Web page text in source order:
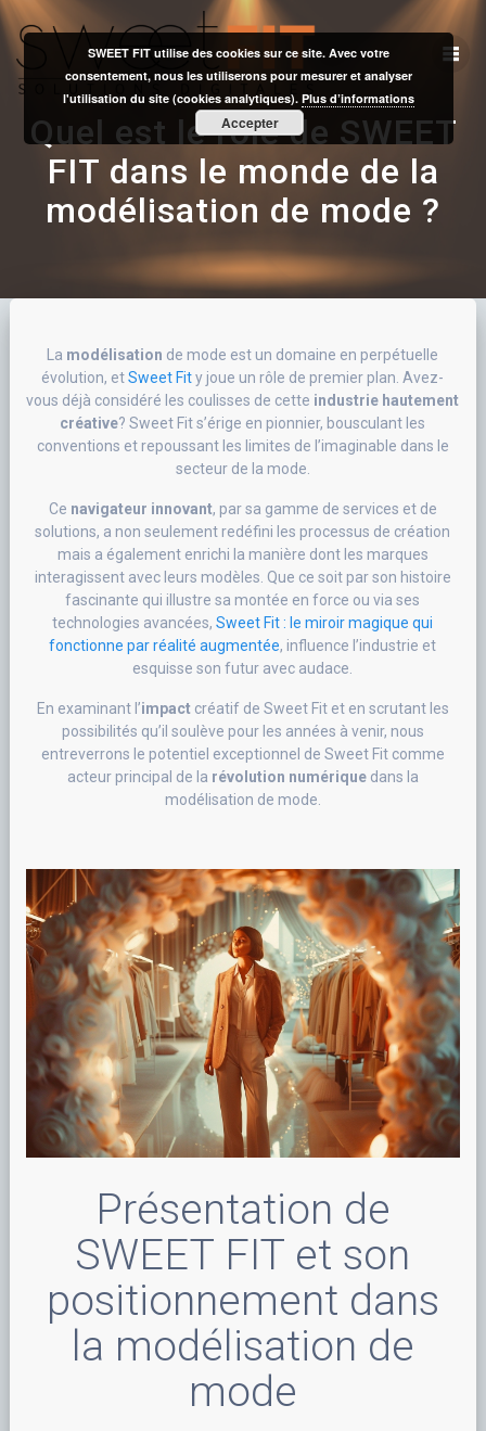
to
content
Quel est le rôle de SWEET
FIT dans le monde de la
modélisation de mode ?
La modélisation de mode est un domaine en perpétuelle
évolution, etSweet Fity joue un rôle de premier plan. Avez-
vous déjà considéré les coulisses de cette industrie hautement
créative? Sweet Fit s’érige en pionnier, bousculant les
conventions et repoussant les limites de l’imaginable dans le
secteur de la mode.
Ce navigateur innovant, par sa gamme de services et de
solutions, a non seulement redéfini les processus de création
mais a également enrichi la manière dont les marques
interagissent avec leurs modèles. Que ce soit par son histoire
fascinante qui illustre sa montée en force ou via ses
technologies avancées,Sweet Fit : le miroir magique qui
fonctionne par réalité augmentée, influence l’industrie et
esquisse son futur avec audace.
En examinant l’impactcréatif de Sweet Fit et en scrutant les
possibilités qu’il soulève pour les années à venir, nous
entreverrons le potentiel exceptionnel de Sweet Fit comme
acteur principal de la révolution numériquedans la
modélisation de mode.
Présentation de
SWEET FIT et son
positionnement dans
la modélisation de
mode
SWEET FIT utilise des cookies sur ce site. Avec votre
consentement, nous les utiliserons pour mesurer et analyser
l'utilisation du site (cookies analytiques).Plus d’informations
Accepter